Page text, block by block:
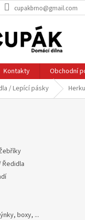
cupakbrno@gmail.com
Kontakty Obchodní
/ Lepící pásky
Ředidla
boxy, ...